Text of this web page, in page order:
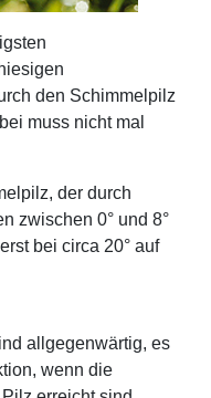
den Schimmelpilz
muss nicht mal
der durch
zwischen 0° und 8°
bei circa 20° auf
allgegenwärtig, es
wenn die